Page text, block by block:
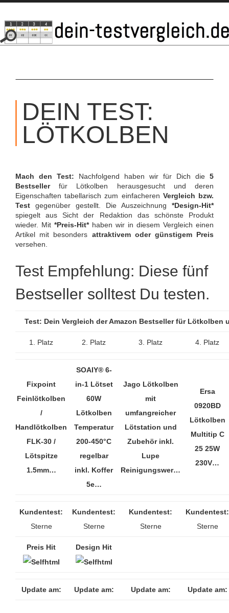
SKIP
CONTENT
DEIN TEST:
LÖTKOLBEN
Mach den Test: Nachfolgend haben wir für Dich die 5
Bestsellerfür Lötkolben herausgesucht und deren
Eigenschaften tabellarisch zum einfacheren Vergleich bzw.
Test gegenüber gestellt. Die Auszeichnung *Design-Hit*
spiegelt aus Sicht der Redaktion das schönste Produkt
wieder. Mit *Preis-Hit*haben wir in diesem Vergleich einen
Artikel mit besonders attraktivem oder günstigem Preis
versehen.
Test Empfehlung: Diese fünf
Bestseller solltest Du testen.
Test: Dein Vergleich der Amazon Bestseller für Lötkolben
1. Platz 2. Platz 3. Platz 4. Platz
Fixpoint
Feinlötkolben
/
Handlötkolben
FLK-30 /
Lötspitze
1.5mm…
SOAIY® 6-
in-1 Lötset
60W
Lötkolben
Temperatur
200-450°C
regelbar
inkl. Koffer
5e…
Jago Lötkolben
mit
umfangreicher
Lötstation und
Zubehör inkl.
Lupe
Reinigungswer…
Ersa
0920BD
Lötkolben
Multitip C
25 25W
230V…
Kundentest:
Sterne
Kundentest:
Sterne
Kundentest:
Sterne
Kundentest:
Sterne
Preis Hit Design Hit
Update am: Update am: Update am: Update am: